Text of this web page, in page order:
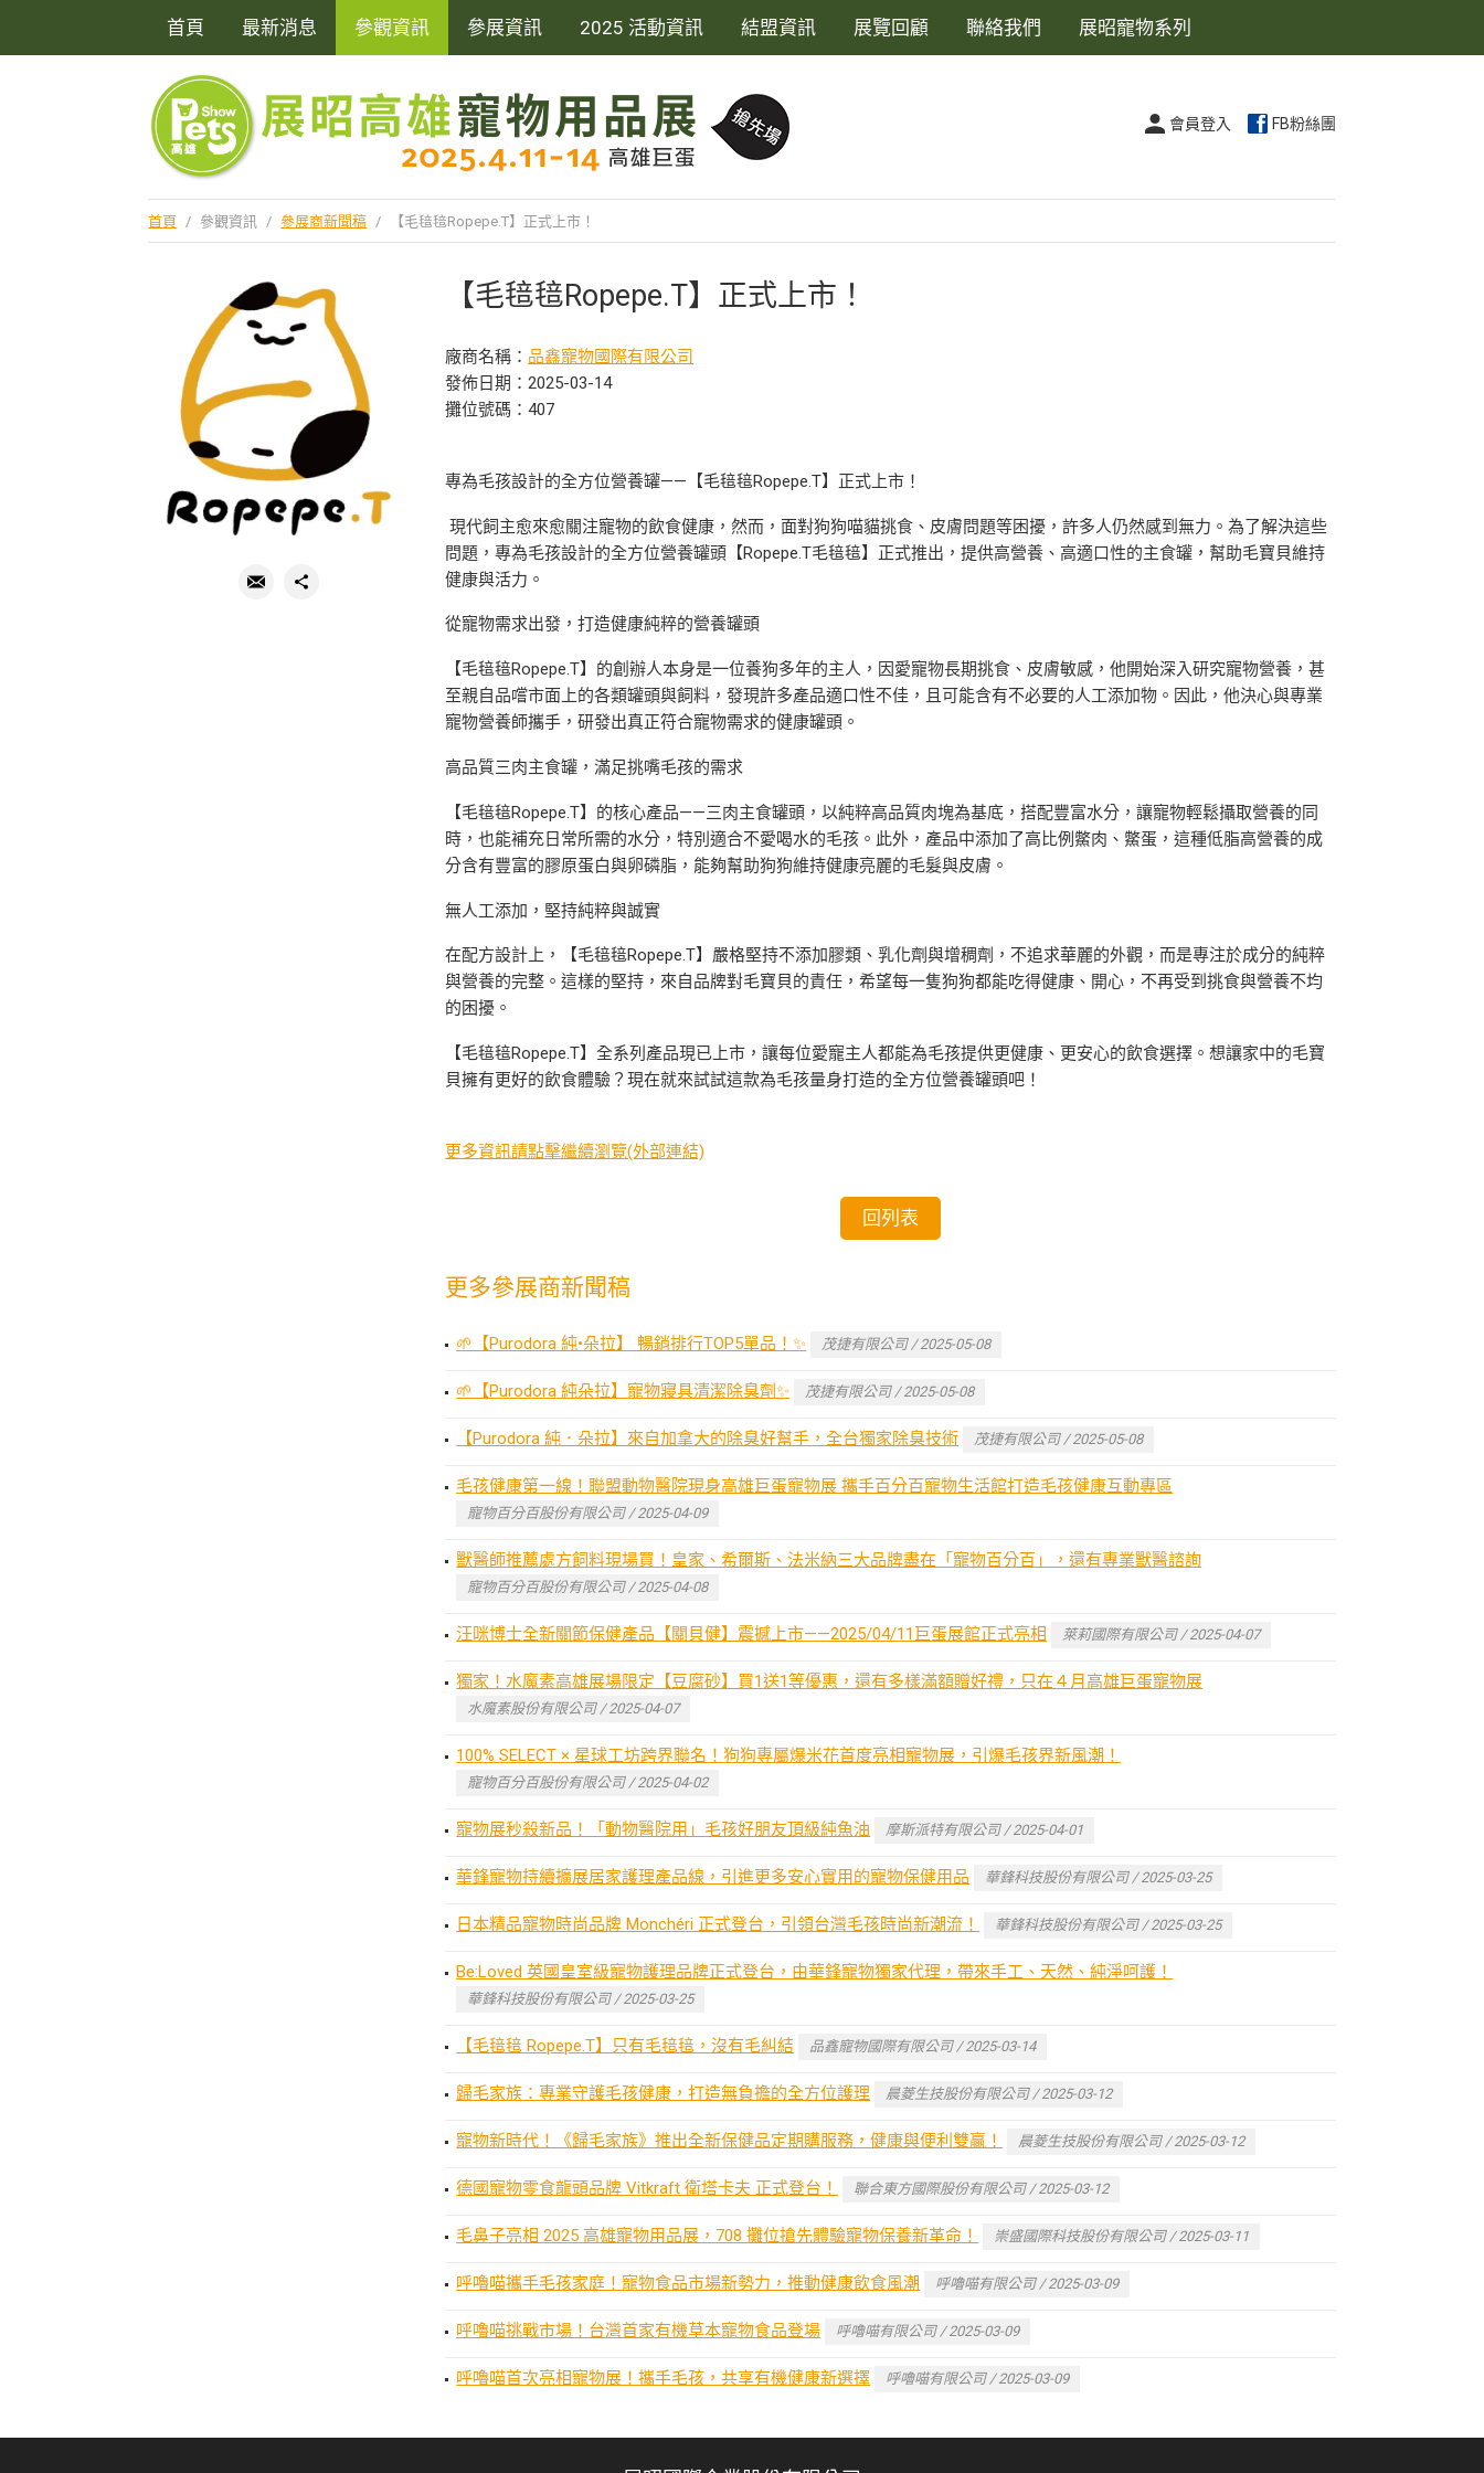
首頁 最新消息 參觀資訊 參展資訊 2025 活動資訊 結盟資訊 展覽回顧 聯絡我們 展昭寵物系列
會員登入 FB粉絲團
首頁 / 參觀資訊 / 參展商新聞稿 / 【毛毰毰Ropepe.T】正式上市！
【毛毰毰Ropepe.T】正式上市！
廠商名稱： 品鑫寵物國際有限公司
發佈日期：2025-03-14
攤位號碼：407
專為毛孩設計的全方位營養罐——【毛毰毰Ropepe.T】正式上市！
現代飼主愈來愈關注寵物的飲食健康，然而，面對狗狗喵貓挑食、皮膚問題等困擾，許多人仍然感到無力。為了解決這些
問題，專為毛孩設計的全方位營養罐頭【Ropepe.T毛毰毰】正式推出，提供高營養、高適口性的主食罐，幫助毛寶貝維持
健康與活力。
從寵物需求出發，打造健康純粹的營養罐頭
【毛毰毰Ropepe.T】的創辦人本身是一位養狗多年的主人，因愛寵物長期挑食、皮膚敏感，他開始深入研究寵物營養，甚
至親自品嚐市面上的各類罐頭與飼料，發現許多產品適口性不佳，且可能含有不必要的人工添加物。因此，他決心與專業
寵物營養師攜手，研發出真正符合寵物需求的健康罐頭。
高品質三肉主食罐，滿足挑嘴毛孩的需求
【毛毰毰Ropepe.T】的核心產品——三肉主食罐頭，以純粹高品質肉塊為基底，搭配豐富水分，讓寵物輕鬆攝取營養的同
時，也能補充日常所需的水分，特別適合不愛喝水的毛孩。此外，產品中添加了高比例鱉肉、鱉蛋，這種低脂高營養的成
分含有豐富的膠原蛋白與卵磷脂，能夠幫助狗狗維持健康亮麗的毛髮與皮膚。
無人工添加，堅持純粹與誠實
在配方設計上，【毛毰毰Ropepe.T】嚴格堅持不添加膠類、乳化劑與增稠劑，不追求華麗的外觀，而是專注於成分的純粹
與營養的完整。這樣的堅持，來自品牌對毛寶貝的責任，希望每一隻狗狗都能吃得健康、開心，不再受到挑食與營養不均
的困擾。
【毛毰毰Ropepe.T】全系列產品現已上市，讓每位愛寵主人都能為毛孩提供更健康、更安心的飲食選擇。想讓家中的毛寶
貝擁有更好的飲食體驗？現在就來試試這款為毛孩量身打造的全方位營養罐頭吧！
更多資訊請點擊繼續瀏覽(外部連結)
回列表
更多參展商新聞稿
🌱【Purodora 純•朵拉】 暢銷排行TOP5單品！✨ 茂捷有限公司 / 2025-05-08
🌱【Purodora 純朵拉】寵物寢具清潔除臭劑✨ 茂捷有限公司 / 2025-05-08
【Purodora 純．朵拉】來自加拿大的除臭好幫手，全台獨家除臭技術 茂捷有限公司 / 2025-05-08
毛孩健康第一線！聯盟動物醫院現身高雄巨蛋寵物展 攜手百分百寵物生活館打造毛孩健康互動專區
寵物百分百股份有限公司 / 2025-04-09
獸醫師推薦處方飼料現場買！皇家、希爾斯、法米納三大品牌盡在「寵物百分百」，還有專業獸醫諮詢
寵物百分百股份有限公司 / 2025-04-08
汪咪博士全新關節保健產品【關貝健】震撼上市——2025/04/11巨蛋展館正式亮相 萊莉國際有限公司 / 2025-04-07
獨家！水魔素高雄展場限定【豆腐砂】買1送1等優惠，還有多樣滿額贈好禮，只在４月高雄巨蛋寵物展
水魔素股份有限公司 / 2025-04-07
100% SELECT × 星球工坊跨界聯名！狗狗專屬爆米花首度亮相寵物展，引爆毛孩界新風潮！
寵物百分百股份有限公司 / 2025-04-02
寵物展秒殺新品！「動物醫院用」毛孩好朋友頂級純魚油 摩斯派特有限公司 / 2025-04-01
華鋒寵物持續擴展居家護理產品線，引進更多安心實用的寵物保健用品 華鋒科技股份有限公司 / 2025-03-25
日本精品寵物時尚品牌 Monchéri 正式登台，引領台灣毛孩時尚新潮流！ 華鋒科技股份有限公司 / 2025-03-25
Be:Loved 英國皇室級寵物護理品牌正式登台，由華鋒寵物獨家代理，帶來手工、天然、純淨呵護！
華鋒科技股份有限公司 / 2025-03-25
【毛毰毰 Ropepe.T】只有毛毰毰，沒有毛糾結 品鑫寵物國際有限公司 / 2025-03-14
歸毛家族：專業守護毛孩健康，打造無負擔的全方位護理 晨菱生技股份有限公司 / 2025-03-12
寵物新時代！《歸毛家族》推出全新保健品定期購服務，健康與便利雙贏！ 晨菱生技股份有限公司 / 2025-03-12
德國寵物零食龍頭品牌 Vitkraft 衛塔卡夫 正式登台！ 聯合東方國際股份有限公司 / 2025-03-12
毛鼻子亮相 2025 高雄寵物用品展，708 攤位搶先體驗寵物保養新革命！ 崇盛國際科技股份有限公司 / 2025-03-11
呼嚕喵攜手毛孩家庭！寵物食品市場新勢力，推動健康飲食風潮 呼嚕喵有限公司 / 2025-03-09
呼嚕喵挑戰市場！台灣首家有機草本寵物食品登場 呼嚕喵有限公司 / 2025-03-09
呼嚕喵首次亮相寵物展！攜手毛孩，共享有機健康新選擇 呼嚕喵有限公司 / 2025-03-09